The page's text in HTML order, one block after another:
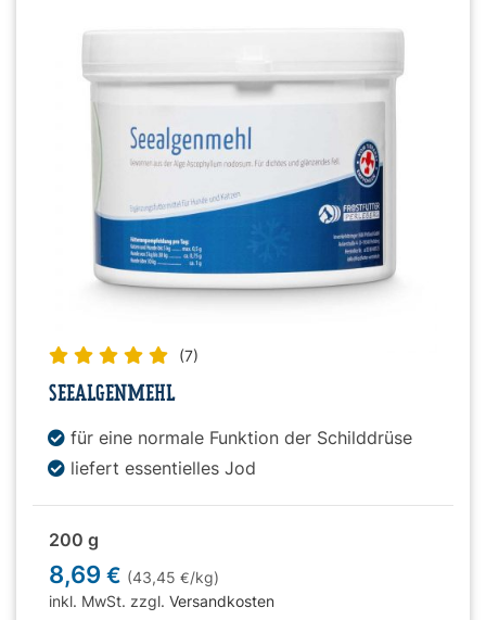
(7)
SEEALGENMEHL
für eine normale Funktion der Schilddrüse
liefert essentielles Jod
200 g
8,69 € (43,45 €/kg)
inkl. MwSt. zzgl. Versandkosten